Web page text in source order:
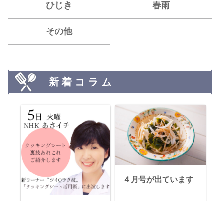
ひじき 春雨
その他
新着コラム
４月号が出ています